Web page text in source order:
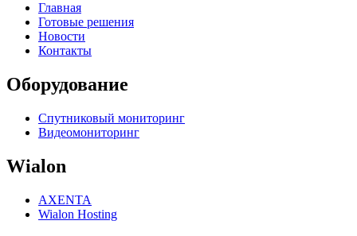
Главная
Готовые решения
Новости
Контакты
Оборудование
Спутниковый мониторинг
Видеомониторинг
Wialon
AXENTA
Wialon Hosting